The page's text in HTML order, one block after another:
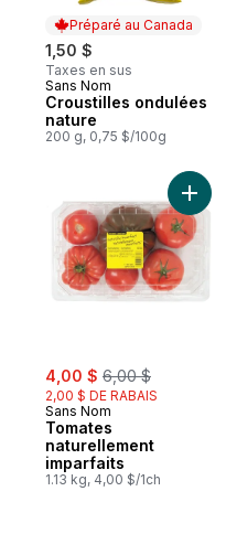
Préparé au Canada
1,50 $
Taxes en sus
Préparé au Canada
Sans Nom
Croustilles ondulées
nature
200 g, 0,75 $/100g
sale:
4,00 $ , formerly:
6,00 $
2,00 $ DE RABAIS
Sans Nom
Tomates
naturellement
imparfaits
1.13 kg, 4,00 $/1ch